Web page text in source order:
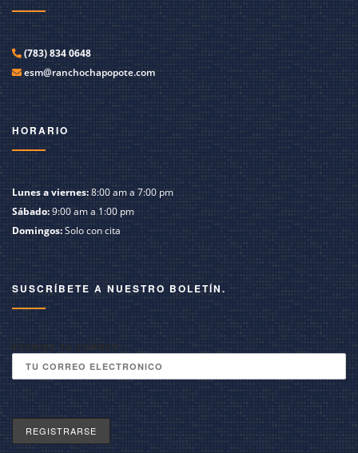
(783) 834 0648
esm@ranchochapopote.com
HORARIO
Lunes a viernes:8:00 am a 7:00 pm
Sábado:9:00 am a 1:00 pm
Domingos:Solo con cita
SUSCRÍBETE A NUESTRO BOLETÍN.
ESCRIBE TU CORREO: